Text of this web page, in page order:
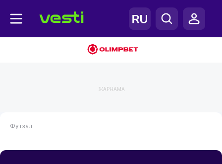
ЖАРНАМА
Футзал